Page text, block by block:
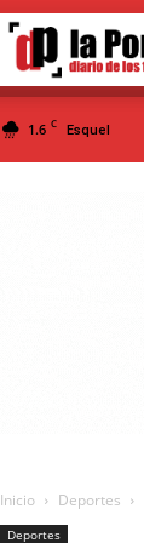
1.6 C Esquel
Inicio Deportes
Deportes